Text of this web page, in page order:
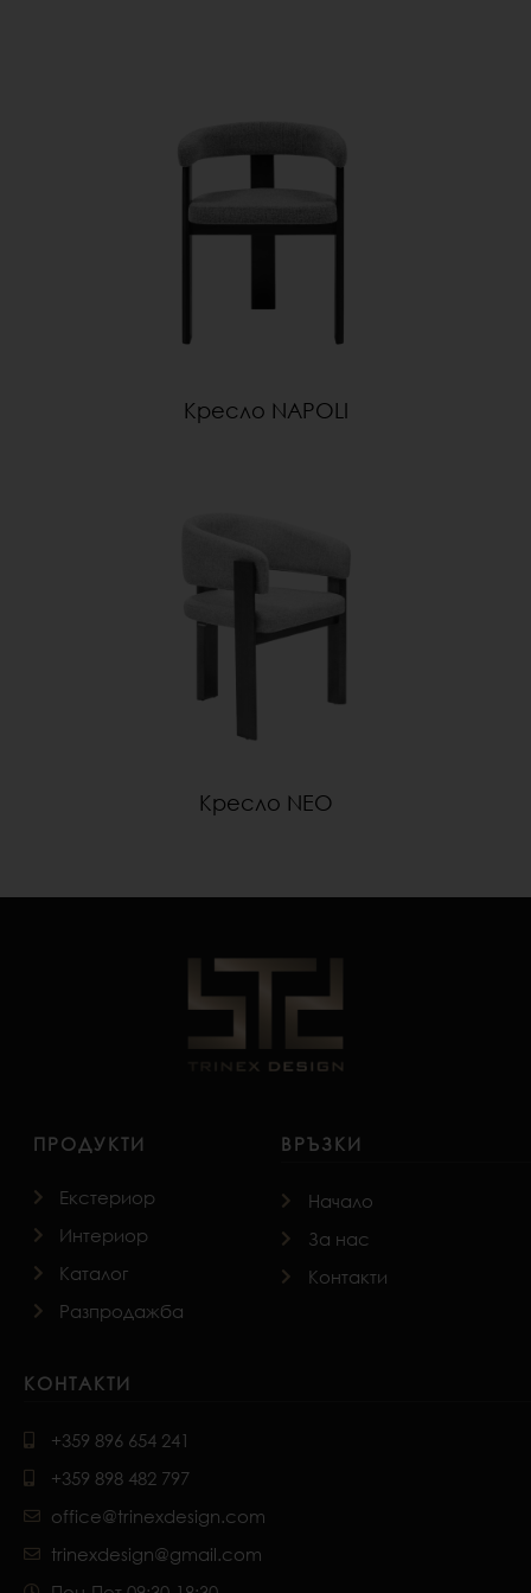
Кресло NAPOLI
Кресло NEO
ПРОДУКТИ
Екстериор
Интериор
Каталог
Разпродажба
ВРЪЗКИ
Начало
За нас
Контакти
КОНТАКТИ
+359 896 654 241
+359 898 482 797
office@trinexdesign.com
trinexdesign@gmail.com